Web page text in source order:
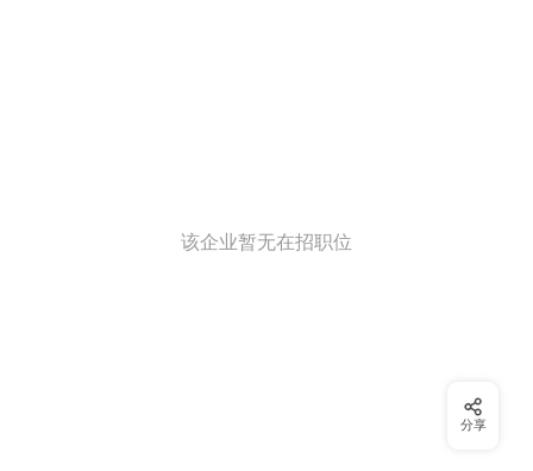
该企业暂无在招职位
分享